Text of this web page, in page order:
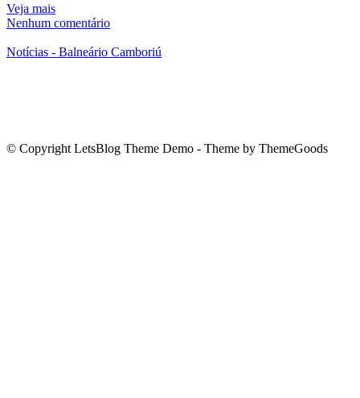
Veja mais
Nenhum comentário
Notícias - Balneário Camboriú
© Copyright LetsBlog Theme Demo - Theme by ThemeGoods